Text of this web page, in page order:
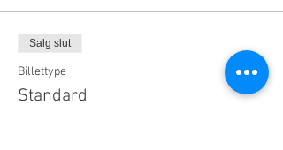
Salg slut
Billettype
Standard